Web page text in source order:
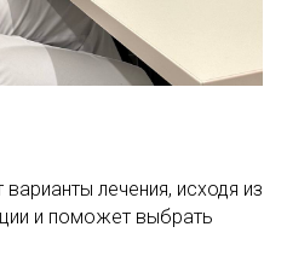
лечения, исходя из
и поможет выбрать